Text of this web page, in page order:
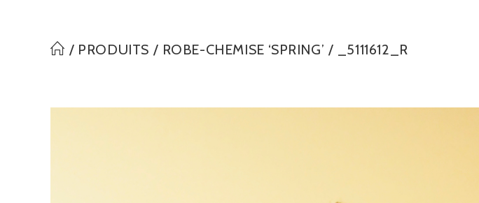
website
/ PRODUITS / ROBE-CHEMISE ‘SPRING’ / _5111612_R